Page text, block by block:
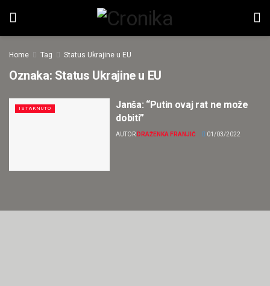
Home Tag Status Ukrajine u EU
Oznaka: Status Ukrajine u EU
ISTAKNUTO
Janša: “Putin ovaj rat ne može
dobiti”
AUTOR DRAŽENKA FRANJIĆ 01/03/2022